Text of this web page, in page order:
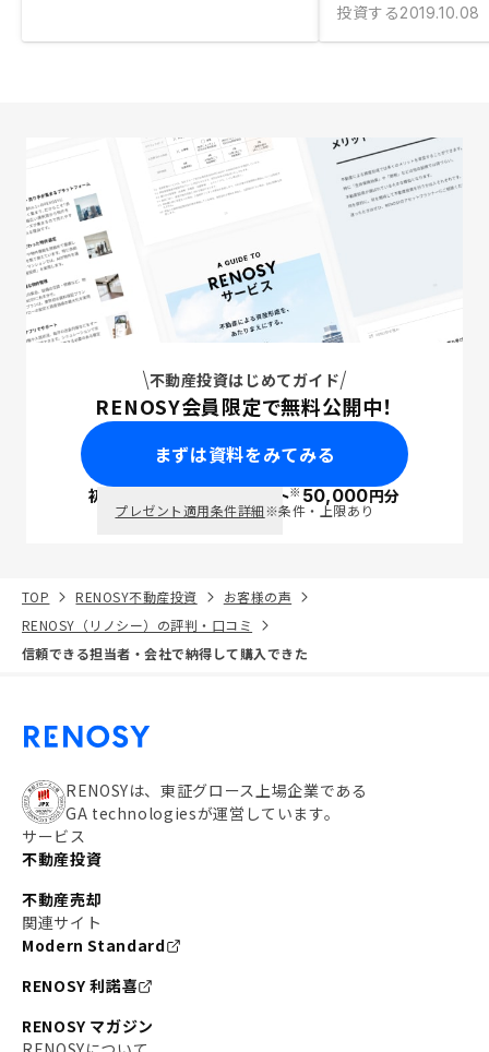
投資する2019.10.08
不動産投資はじめてガイド
RENOSY会員限定で無料公開中！
まずは資料をみてみる
初回面談で ポイント※50,000円分
プレゼント適用条件詳細※条件・上限あり
TOP RENOSY不動産投資
お客様の声
RENOSY（リノシー）の評判・口コミ
信頼できる担当者・会社で納得して購入できた
RENOSYは、東証グロース上場企業である
GA technologiesが運営しています。
サービス
不動産投資
不動産売却
関連サイト
Modern Standard
RENOSY 利諾喜
RENOSY マガジン